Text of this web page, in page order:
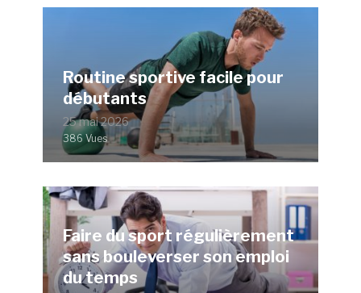
Routine sportive facile pour
débutants
25 mai 2026
386 Vues
Faire du sport régulièrement
sans bouleverser son emploi
du temps